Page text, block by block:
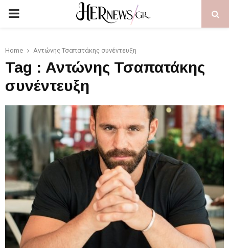
PRIMARY
Home Αντώνης Τσαπατάκης συνέντευξη
Tag : Αντώνης Τσαπατάκης
συνέντευξη